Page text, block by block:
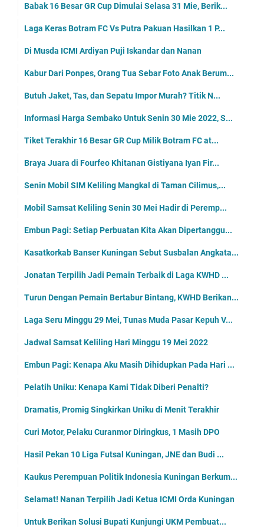
Babak 16 Besar GR Cup Dimulai Selasa 31 Mie, Berik...
Laga Keras Botram FC Vs Putra Pakuan Hasilkan 1 P...
Di Musda ICMI Ardiyan Puji Iskandar dan Nanan
Kabur Dari Ponpes, Orang Tua Sebar Foto Anak Berum...
Butuh Jaket, Tas, dan Sepatu Impor Murah? Titik N...
Informasi Harga Sembako Untuk Senin 30 Mie 2022, S...
Tiket Terakhir 16 Besar GR Cup Milik Botram FC at...
Braya Juara di Fourfeo Khitanan Gistiyana Iyan Fir...
Senin Mobil SIM Keliling Mangkal di Taman Cilimus,...
Mobil Samsat Keliling Senin 30 Mei Hadir di Peremp...
Embun Pagi: Setiap Perbuatan Kita Akan Dipertanggu...
Kasatkorkab Banser Kuningan Sebut Susbalan Angkata...
Jonatan Terpilih Jadi Pemain Terbaik di Laga KWHD ...
Turun Dengan Pemain Bertabur Bintang, KWHD Berikan...
Laga Seru Minggu 29 Mei, Tunas Muda Pasar Kepuh V...
Jadwal Samsat Keliling Hari Minggu 19 Mei 2022
Embun Pagi: Kenapa Aku Masih Dihidupkan Pada Hari ...
Pelatih Uniku: Kenapa Kami Tidak Diberi Penalti?
Dramatis, Promig Singkirkan Uniku di Menit Terakhir
Curi Motor, Pelaku Curanmor Diringkus, 1 Masih DPO
Hasil Pekan 10 Liga Futsal Kuningan, JNE dan Budi ...
Kaukus Perempuan Politik Indonesia Kuningan Berkum...
Selamat! Nanan Terpilih Jadi Ketua ICMI Orda Kuningan
Untuk Berikan Solusi Bupati Kunjungi UKM Pembuat...